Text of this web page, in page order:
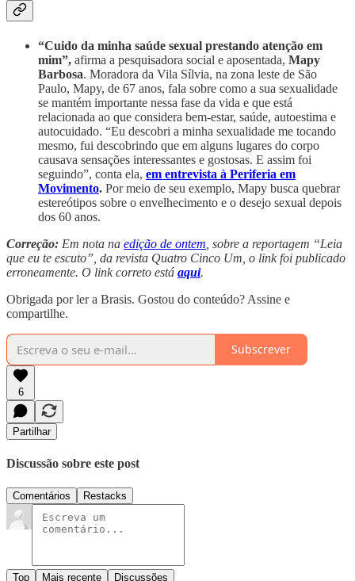
“Cuido da minha saúde sexual prestando atenção em
mim”, afirma a pesquisadora social e aposentada, Mapy
Barbosa. Moradora da Vila Sílvia, na zona leste de São
Paulo, Mapy, de 67 anos, fala sobre como a sua sexualidade
se mantém importante nessa fase da vida e que está
relacionada ao que considera bem-estar, saúde, autoestima e
autocuidado. “Eu descobri a minha sexualidade me tocando
mesmo, fui descobrindo que em alguns lugares do corpo
causava sensações interessantes e gostosas. E assim foi
seguindo”, conta ela, em entrevista à Periferia em
Movimento. Por meio de seu exemplo, Mapy busca quebrar
estereótipos sobre o envelhecimento e o desejo sexual depois
dos 60 anos.
Correção: Em nota na edição de ontem , sobre a reportagem “Leia
que eu te escuto”, da revista Quatro Cinco Um, o link foi publicado
erroneamente. O link correto está aqui.
Obrigada por ler a Brasis. Gostou do conteúdo? Assine e
compartilhe.
Subscrever
6
Partilhar
Discussão sobre este post
Comentários Restacks
Top Mais recente Discussões